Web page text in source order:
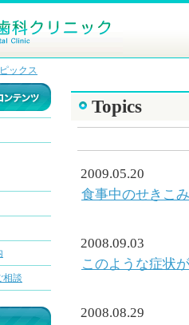
ックス
Topics
2009.05.20
食事中のせきこ
2008.09.03
このような症状
2008.08.29
相談